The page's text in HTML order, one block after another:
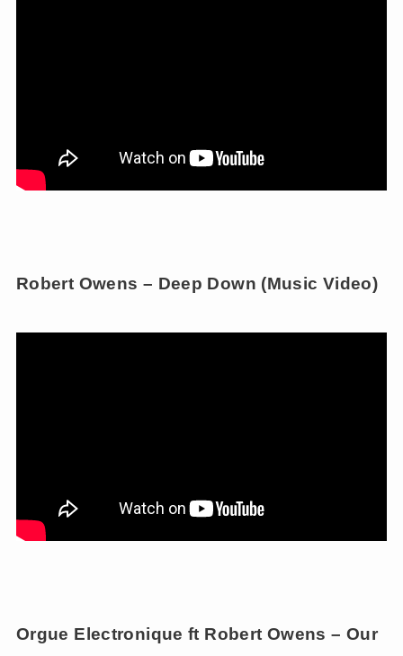
Robert Owens – Deep Down (Music Video)
Orgue Electronique ft Robert Owens – Our